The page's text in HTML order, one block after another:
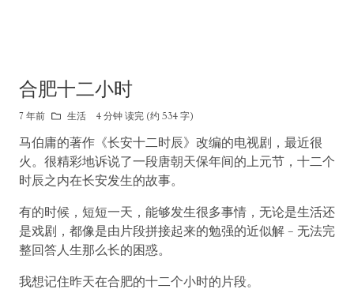
合肥十二小时
7 年前 生活 4 分钟 读完 (约 534 字)
马伯庸的著作《长安十二时辰》改编的电视剧，最近很
火。很精彩地诉说了一段唐朝天保年间的上元节，十二个
时辰之内在长安发生的故事。
有的时候，短短一天，能够发生很多事情，无论是生活还
是戏剧，都像是由片段拼接起来的勉强的近似解 – 无法完
整回答人生那么长的困惑。
我想记住昨天在合肥的十二个小时的片段。